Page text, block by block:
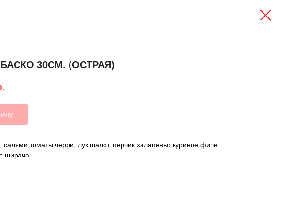
30СМ. (ОСТРАЯ)
салями,томаты черри, лук шалот, перчик халапеньо,куриное филе
ширача.